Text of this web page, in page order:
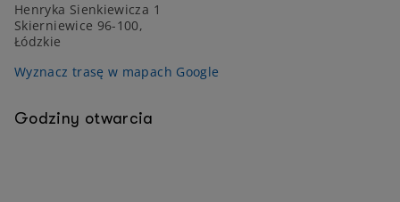
Henryka Sienkiewicza 1
Skierniewice 96-100,
Łódzkie
Wyznacz trasę w mapach Google
Godziny otwarcia